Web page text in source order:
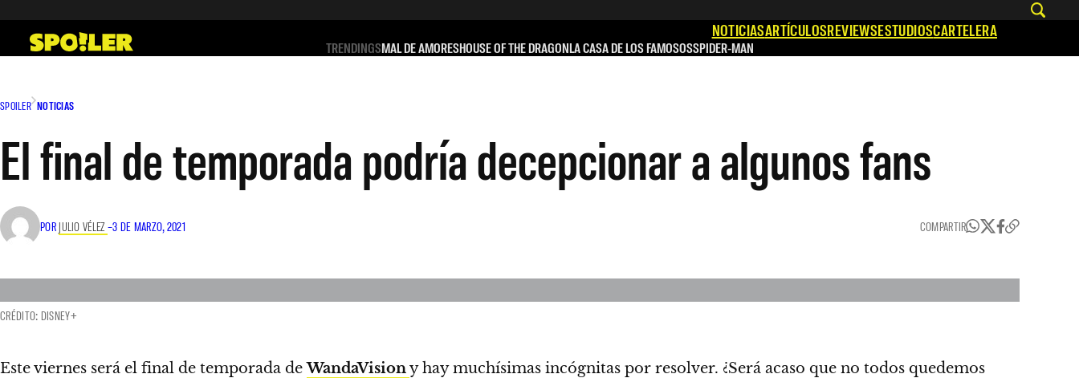
contenido
NOTICIASARTÍCULOSREVIEWSESTUDIOSCARTELERA
TRENDINGSMAL DE AMORESHOUSE OF THE DRAGONLA CASA DE LOS FAMOSOSSPIDER-MAN
SPOILER NOTICIAS
El final de temporada podría decepcionar a algunos fans
POR JULIO VÉLEZ –3 DE MARZO, 2021 COMPARTIR
CRÉDITO: DISNEY+
Este viernes será el final de temporada deWandaVisiony hay muchísimas incógnitas por resolver. ¿Será acaso que no todos quedemos